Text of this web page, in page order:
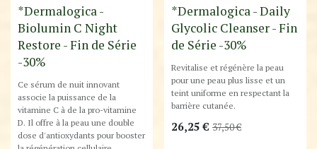
Destockage
*Dermalogica -
Biolumin C Night
Restore - Fin de Série
-30%
Ce sérum de nuit innovant
associe la puissance de la
vitamine C à de la pro-vitamine
D. Il offre à la peau une double
dose d'antioxydants pour booster
Destockage
*Dermalogica - Daily
Glycolic Cleanser - Fin
de Série -30%
Revitalise et régénère la peau
pour une peau plus lisse et un
teint uniforme en respectant la
barrière cutanée.
26,25 € 37,50€